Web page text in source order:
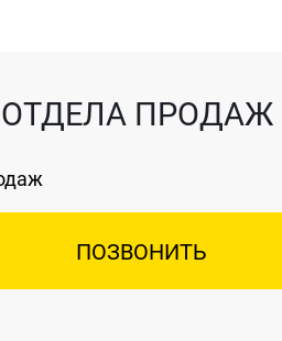
ПРОДАЖ
ПОЗВОНИТЬ